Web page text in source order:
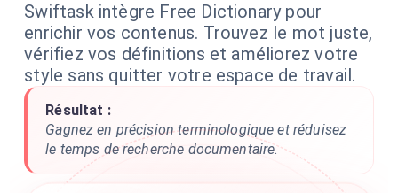
Swiftask intègre Free Dictionary pour
enrichir vos contenus. Trouvez le mot juste,
vérifiez vos définitions et améliorez votre
style sans quitter votre espace de travail.
Résultat :
Gagnez en précision terminologique et réduisez
le temps de recherche documentaire.